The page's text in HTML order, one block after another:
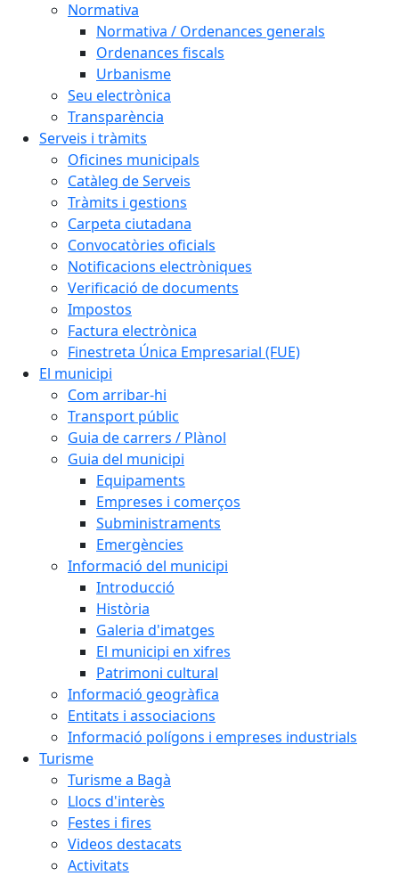
Normativa
Normativa / Ordenances generals
Ordenances fiscals
Urbanisme
Seu electrònica
Transparència
Serveis i tràmits
Oficines municipals
Catàleg de Serveis
Tràmits i gestions
Carpeta ciutadana
Convocatòries oficials
Notificacions electròniques
Verificació de documents
Impostos
Factura electrònica
Finestreta Única Empresarial (FUE)
El municipi
Com arribar-hi
Transport públic
Guia de carrers / Plànol
Guia del municipi
Equipaments
Empreses i comerços
Subministraments
Emergències
Informació del municipi
Introducció
Història
Galeria d'imatges
El municipi en xifres
Patrimoni cultural
Informació geogràfica
Entitats i associacions
Informació polígons i empreses industrials
Turisme
Turisme a Bagà
Llocs d'interès
Festes i fires
Videos destacats
Activitats